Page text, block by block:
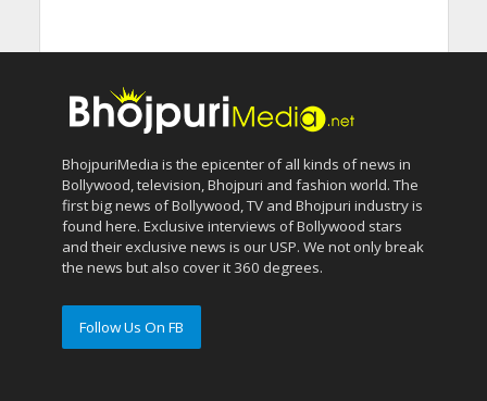
BhojpuriMedia is the epicenter of all kinds of news in
Bollywood, television, Bhojpuri and fashion world. The
first big news of Bollywood, TV and Bhojpuri industry is
found here. Exclusive interviews of Bollywood stars
and their exclusive news is our USP. We not only break
the news but also cover it 360 degrees.
Follow Us On FB